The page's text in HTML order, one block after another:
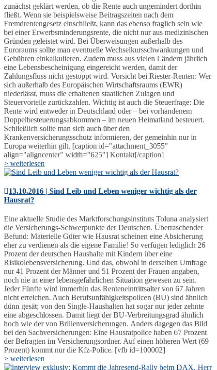
zunächst geklärt werden, ob die Rente auch ungemindert dorthin
fließt. Wenn sie beispielsweise Beitragszeiten nach dem
Fremdrentengesetz einschließt, kann das ebenso fraglich sein wie
bei einer Erwerbsminderungsrente, die nicht nur aus medizinischen
Gründen geleistet wird. Bei Überweisungen außerhalb des
Euroraums sollte man eventuelle Wechselkursschwankungen und
Gebühren einkalkulieren. Zudem muss aus vielen Ländern jährlich
eine Lebensbescheinigung eingereicht werden, damit der
Zahlungsfluss nicht gestoppt wird. Vorsicht bei Riester-Renten: Wer
sich außerhalb des Europäischen Wirtschaftsraums (EWR)
niederlässt, muss die erhaltenen staatlichen Zulagen und
Steuervorteile zurückzahlen. Wichtig ist auch die Steuerfrage: Die
Rente wird entweder in Deutschland oder – bei vorhandenem
Doppelbesteuerungsabkommen – im neuen Heimatland besteuert.
Schließlich sollte man sich auch über den
Krankenversicherungsschutz informieren, der gemeinhin nur in
Europa weiterhin gilt. [caption id="attachment_3055"
align="aligncenter" width="625"] Kontakt[/caption]
> weiterlesen
13.10.2016 | Sind Leib und Leben weniger wichtig als der
Hausrat?
Eine aktuelle Studie des Marktforschungsinstituts Toluna analysiert
die Versicherungs-Schwerpunkte der Deutschen. Überraschender
Befund: Materielle Güter wie Hausrat scheinen eine Absicherung
eher zu verdienen als die eigene Familie! So verfügen lediglich 26
Prozent der deutschen Haushalte mit Kindern über eine
Risikolebensversicherung. Und das, obwohl in derselben Umfrage
nur 41 Prozent der Männer und 51 Prozent der Frauen angaben,
noch nie in einer lebensgefährlichen Situation gewesen zu sein.
Jeder Fünfte wird immerhin das Renteneintrittsalter von 67 Jahren
nicht erreichen. Auch Berufsunfähigkeitspolicen (BU) sind ähnlich
dünn gesät; von den Single-Haushalten hat sogar nur jeder zehnte
eine abgeschlossen. Damit liegt der BU-Verbreitungsgrad ähnlich
hoch wie der von Brillenversicherungen. Anders dagegen das Bild
bei den Sachversicherungen: Eine Hausratpolice haben 67 Prozent
der Befragten im Versicherungsordner. Auf einen höheren Wert (69
Prozent) kommt nur die Kfz-Police. [vfb id=100002]
> weiterlesen